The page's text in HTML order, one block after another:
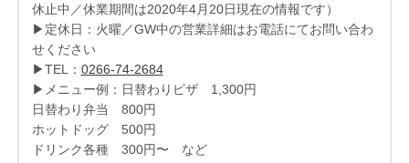
休止中／休業期間は2020年4月20日現在の情報です）
▶定休日：火曜／GW中の営業詳細はお電話にてお問い合わ
せください
▶TEL： 0266-74-2684
▶メニュー例：日替わりピザ 1,300円
日替わり弁当 800円
ホットドッグ 500円
ドリンク各種 300円〜 など